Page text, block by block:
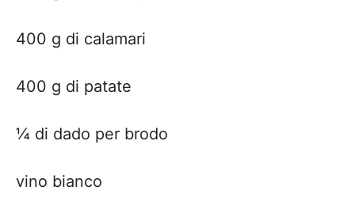
400 g di calamari
400 g di patate
¼ di dado per brodo
vino bianco